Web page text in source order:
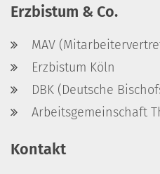
Erzbistum & Co.
MAV
Erzbistum Köln
DBK (Deutsche
Arbeitsgemeinschaft
Kontakt